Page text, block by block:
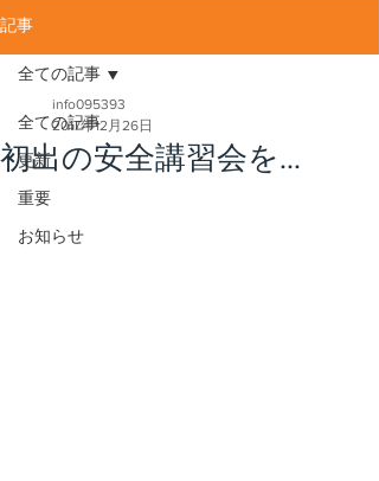
記事
全ての記事
更新
重要
お知らせ
全ての記事
初出の安全講習会を…
info095393
2017年12月26日